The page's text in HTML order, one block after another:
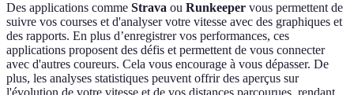
Des applications comme Strava ou Runkeeper vous permettent de
suivre vos courses et d'analyser votre vitesse avec des graphiques et
des rapports. En plus d’enregistrer vos performances, ces
applications proposent des défis et permettent de vous connecter
avec d'autres coureurs. Cela vous encourage à vous dépasser. De
plus, les analyses statistiques peuvent offrir des aperçus sur